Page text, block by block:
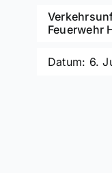
Feuerwehr
Datum: 6.